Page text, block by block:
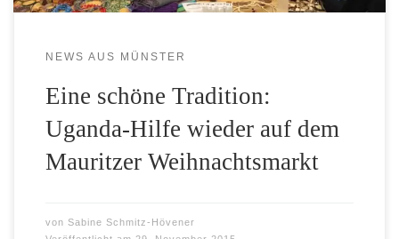
NEWS AUS MÜNSTER
Eine schöne Tradition:
Uganda-Hilfe wieder auf dem
Mauritzer Weihnachtsmarkt
von Sabine Schmitz-Hövener